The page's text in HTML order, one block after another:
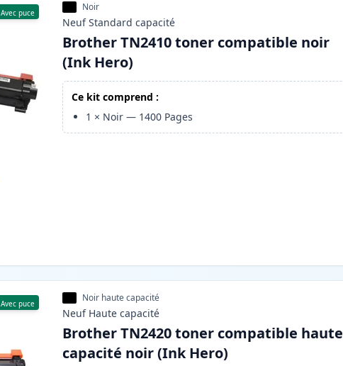
Avec puce Noir
Neuf Standard capacité
Brother TN2410 toner compatible noir
(Ink Hero)
Ce kit comprend :
1 × Noir — 1400 Pages
Avec puce Noir haute capacité
Neuf Haute capacité
Brother TN2420 toner compatible haute
capacité noir (Ink Hero)